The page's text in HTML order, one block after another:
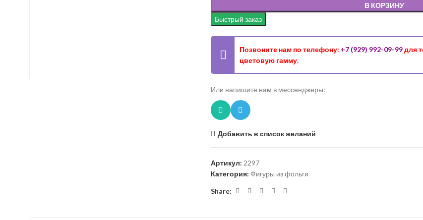
В КОРЗИНУ
Быстрый заказ
Позвоните нам по телефону: +7 (929) 992-09-99для
цветовую гамму.
Или напишите нам в мессенджеры:
Добавить в список желаний
Артикул: 2297
Категория: Фигуры из фольги
Share: